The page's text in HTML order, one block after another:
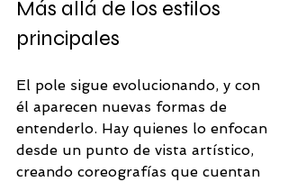
Más allá de los estilos
principales
El pole sigue evolucionando, y con
él aparecen nuevas formas de
entenderlo. Hay quienes lo enfocan
desde un punto de vista artístico,
creando coreografías que cuentan